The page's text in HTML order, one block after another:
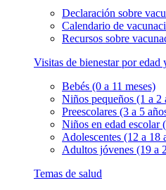
Declaración sobre
Calendario de
Recursos sobre
Visitas de bienestar por edad
Bebés (0 a 11 meses)
Niños pequeños (1 a 2
Preescolares (3 a 5
Niños en edad escolar
Adolescentes (12 a 18
Adultos jóvenes (19 a
Temas de salud